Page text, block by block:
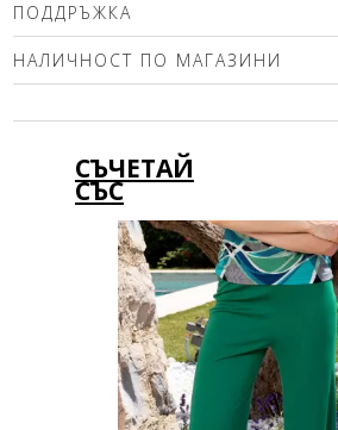
ПОДДРЪЖКА
НАЛИЧНОСТ ПО МАГАЗИНИ
СЪЧЕТАЙ
СЪС